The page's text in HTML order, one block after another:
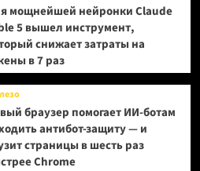
мощнейшей нейронки Claude
5 вышел инструмент,
снижает затраты на
в 7 раз
браузер помогает ИИ-ботам
антибот-защиту — и
страницы в шесть раз
Chrome